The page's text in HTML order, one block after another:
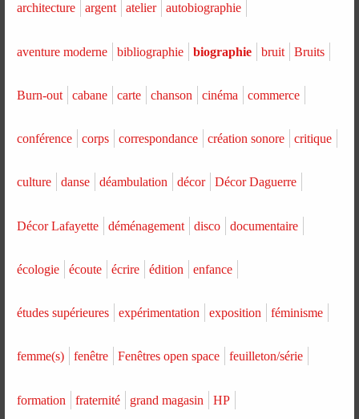
architecture argent atelier autobiographie
aventure moderne bibliographie biographie bruit Bruits
Burn-out cabane carte chanson cinéma commerce
conférence corps correspondance création sonore critique
culture danse déambulation décor Décor Daguerre
Décor Lafayette déménagement disco documentaire
écologie écoute écrire édition enfance
études supérieures expérimentation exposition féminisme
femme(s) fenêtre Fenêtres open space feuilleton/série
formation fraternité grand magasin HP